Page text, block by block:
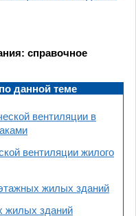
справочное
данной теме
вентиляции в
вентиляции жилого
жилых зданий
жилых зданий